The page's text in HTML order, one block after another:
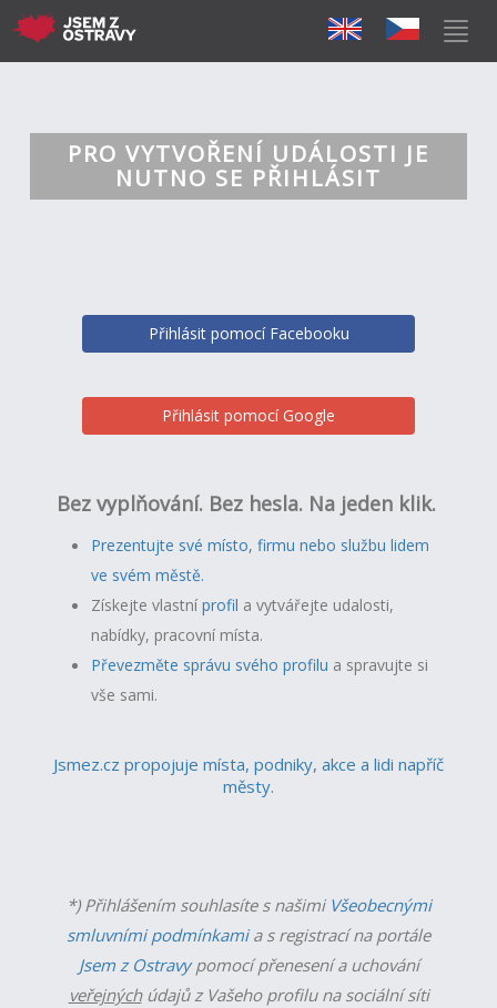
PRO VYTVOŘENÍ UDÁLOSTI JE
NUTNO SE PŘIHLÁSIT
Přihlásit pomocí Facebooku
Přihlásit pomocí Google
Bez vyplňování. Bez hesla. Na jeden klik.
Prezentujte své místo, firmu nebo službu lidem
ve svém městě.
Získejte vlastníprofil a vytvářejte udalosti,
nabídky, pracovní místa.
Převezměte správu svého profilu a spravujte si
vše sami.
Jsmez.cz propojuje místa, podniky, akce a lidi napříč
městy.
*) Přihlášením souhlasíte s našimi Všeobecnými
smluvními podmínkamia s registrací na portále
Jsem z Ostravypomocí přenesení a uchování
veřejnýchúdajů z Vašeho profilu na sociální síti